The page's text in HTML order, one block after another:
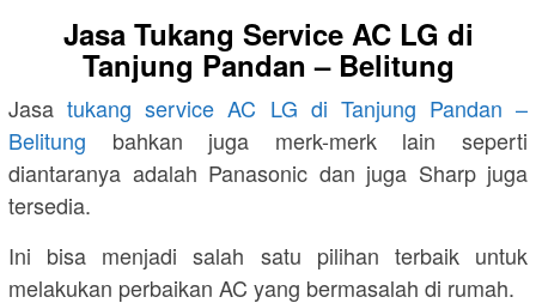
Jasa Tukang Service AC LG di
Tanjung Pandan – Belitung
Jasatukang service AC LG di Tanjung Pandan –
Belitung bahkan juga merk-merk lain seperti
diantaranya adalah Panasonic dan juga Sharp juga
tersedia.
Ini bisa menjadi salah satu pilihan terbaik untuk
melakukan perbaikan AC yang bermasalah di rumah.